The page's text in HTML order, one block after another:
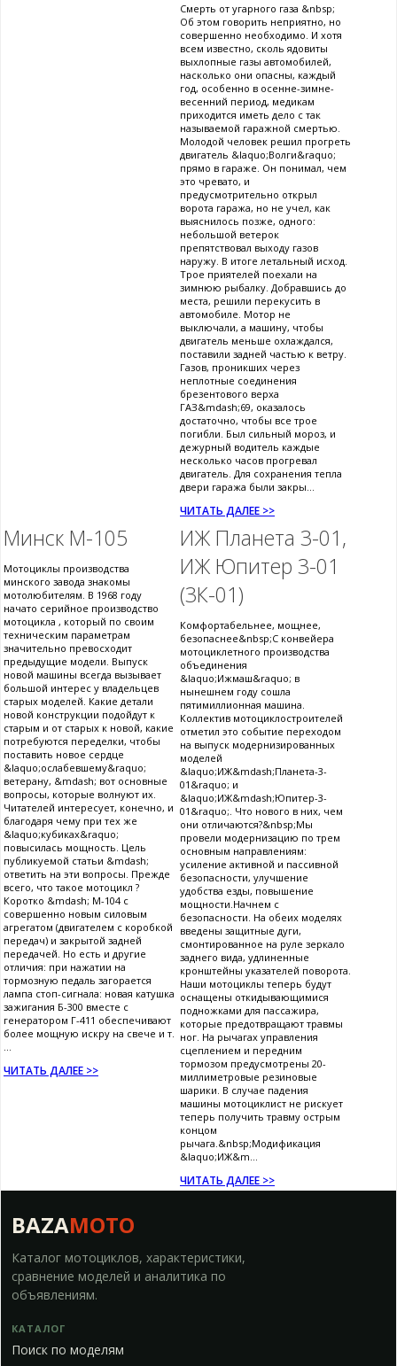
Смерть от угарного газа &nbsp;
Об этом говорить неприятно, но
совершенно необходимо. И хотя
всем известно, сколь ядовиты
выхлопные газы автомобилей,
насколько они опасны, каждый
год, особенно в осенне-зимне-
весенний период, медикам
приходится иметь дело с так
называемой гаражной смертью.
Молодой человек решил прогреть
двигатель &laquo;Волги&raquo;
прямо в гараже. Он понимал, чем
это чревато, и
предусмотрительно открыл
ворота гаража, но не учел, как
выяснилось позже, одного:
небольшой ветерок
препятствовал выходу газов
наружу. В итоге летальный исход.
Трое приятелей поехали на
зимнюю рыбалку. Добравшись до
места, решили перекусить в
автомобиле. Мотор не
выключали, а машину, чтобы
двигатель меньше охлаждался,
поставили задней частью к ветру.
Газов, проникших через
неплотные соединения
брезентового верха
ГАЗ&mdash;69, оказалось
достаточно, чтобы все трое
погибли. Был сильный мороз, и
дежурный водитель каждые
несколько часов прогревал
двигатель. Для сохранения тепла
двери гаража были закры...
ЧИТАТЬ ДАЛЕЕ >>
Минск М-105
Мотоциклы производства
минского завода знакомы
мотолюбителям. В 1968 году
начато серийное производство
мотоцикла , который по своим
техническим параметрам
значительно превосходит
предыдущие модели. Выпуск
новой машины всегда вызывает
большой интерес у владельцев
старых моделей. Какие детали
новой конструкции подойдут к
старым и от старых к новой, какие
потребуются переделки, чтобы
поставить новое сердце
&laquo;ослабевшему&raquo;
ветерану, &mdash; вот основные
вопросы, которые волнуют их.
Читателей интересует, конечно, и
благодаря чему при тех же
&laquo;кубиках&raquo;
повысилась мощность. Цель
публикуемой статьи &mdash;
ответить на эти вопросы. Прежде
всего, что такое мотоцикл ?
Коротко &mdash; М-104 с
совершенно новым силовым
агрегатом (двигателем с коробкой
передач) и закрытой задней
передачей. Но есть и другие
отличия: при нажатии на
тормозную педаль загорается
лампа стоп-сигнала: новая катушка
зажигания Б-300 вместе с
генератором Г-411 обеспечивают
более мощную искру на свече и т.
ЧИТАТЬ ДАЛЕЕ >>
ИЖ Планета 3-01,
ИЖ Юпитер 3-01
(3К-01)
Комфортабельнее, мощнее,
безопаснее&nbsp;С конвейера
мотоциклетного производства
объединения
&laquo;Ижмаш&raquo; в
нынешнем году сошла
пятимиллионная машина.
Коллектив мотоциклостроителей
отметил это событие переходом
на выпуск модернизированных
моделей
&laquo;ИЖ&mdash;Планета-3-
01&raquo; и
&laquo;ИЖ&mdash;Юпитер-3-
01&raquo;. Что нового в них, чем
они отличаются?&nbsp;Мы
провели модернизацию по трем
основным направлениям:
усиление активной и пассивной
безопасности, улучшение
удобства езды, повышение
мощности.Начнем с
безопасности. На обеих моделях
введены защитные дуги,
смонтированное на руле зеркало
заднего вида, удлиненные
кронштейны указателей поворота.
Наши мотоциклы теперь будут
оснащены откидывающимися
подножками для пассажира,
которые предотвращают травмы
ног. На рычагах управления
сцеплением и передним
тормозом предусмотрены 20-
миллиметровые резиновые
шарики. В случае падения
машины мотоциклист не рискует
теперь получить травму острым
концом
рычага.&nbsp;Модификация
&laquo;ИЖ&m...
ЧИТАТЬ ДАЛЕЕ >>
BAZAMOTO
Каталог мотоциклов, характеристики,
сравнение моделей и аналитика по
объявлениям.
КАТАЛОГ
Поиск по моделям